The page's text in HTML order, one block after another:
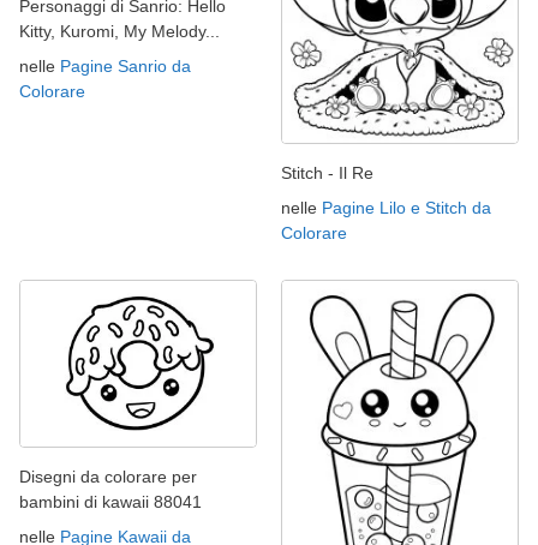
Personaggi di Sanrio: Hello
Kitty, Kuromi, My Melody...
nelle Pagine Sanrio da
Colorare
Stitch - Il Re
nelle Pagine Lilo e Stitch da
Colorare
Disegni da colorare per
bambini di kawaii 88041
nelle Pagine Kawaii da